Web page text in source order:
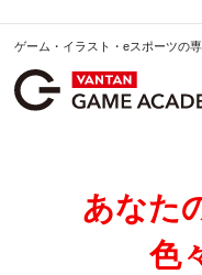
ゲーム・イラスト・eスポーツの
あなた
⾊